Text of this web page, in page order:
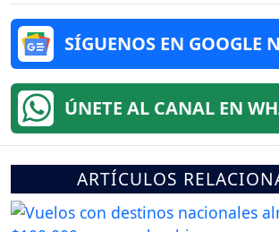
SÍGUENOS EN GOOGLE
ÚNETE AL CANAL EN
ARTÍCULOS